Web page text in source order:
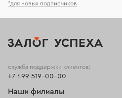
*для новых подписчиков
служба поддержки клиентов:
+7 499 519-00-00
Наши филиалы